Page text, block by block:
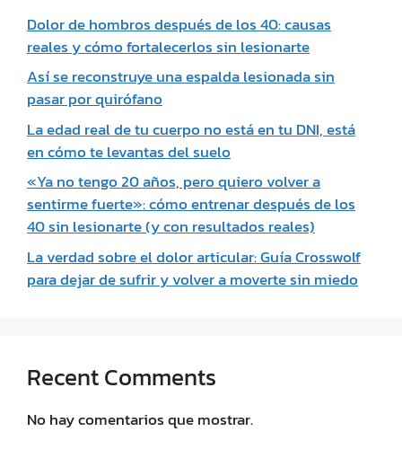
Dolor de hombros después de los 40: causas
reales y cómo fortalecerlos sin lesionarte
Así se reconstruye una espalda lesionada sin
pasar por quirófano
La edad real de tu cuerpo no está en tu DNI, está
en cómo te levantas del suelo
«Ya no tengo 20 años, pero quiero volver a
sentirme fuerte»: cómo entrenar después de los
40 sin lesionarte (y con resultados reales)
La verdad sobre el dolor articular: Guía Crosswolf
para dejar de sufrir y volver a moverte sin miedo
Recent Comments
No hay comentarios que mostrar.